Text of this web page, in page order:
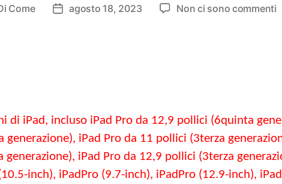
Come
Dataagosto 18, 2023 Non ci sono commenti
di iPad, incluso iPad Pro da 12,9 pollici (6quinta
iPad Pro da 11 pollici (3terza
iPad Pro da 12,9 pollici (3terza
inch), iPadPro (9.7-inch), iPadPro (12.9-inch),